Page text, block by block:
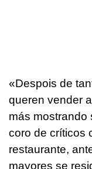
«Despois de
queren vender
más mostrando
coro de críticos
restaurante,
mayores se